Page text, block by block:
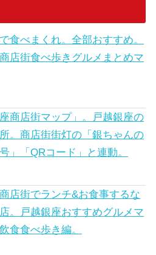
食べまくれ。全部おすすめ。
店街食べ歩きグルメまとめマ
座商店街マップ」。戸越銀座の
。商店街街灯の「銀ちゃんの
」「QRコード」と連動。
店街でランチ&お食事するな
。戸越銀座おすすめグルメマ
食食べ歩き編。